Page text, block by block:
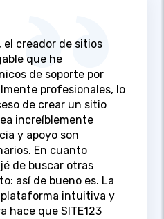
el creador de sitios
que he
de soporte por
profesionales, lo
de crear un sitio
increíblemente
y apoyo son
En cuanto
de buscar otras
así de bueno es. La
intuitiva y
hace que SITE123